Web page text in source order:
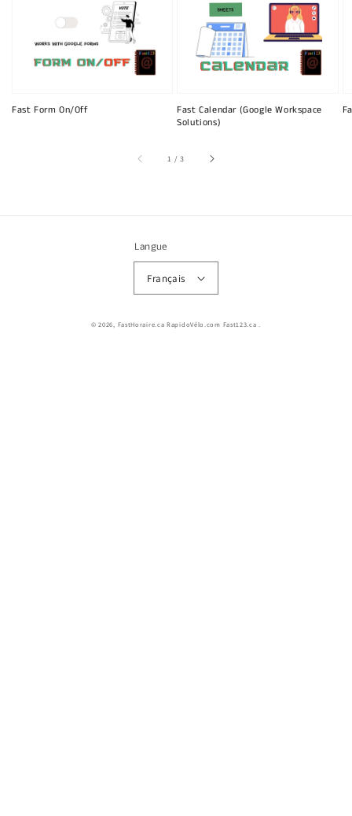
Fast Form On/Off
Fast Calendar (Google Workspace
Solutions)
1 /sur
3
Langue
Français
© 2026, FastHoraire.ca RapidoVélo.com Fast123.ca .